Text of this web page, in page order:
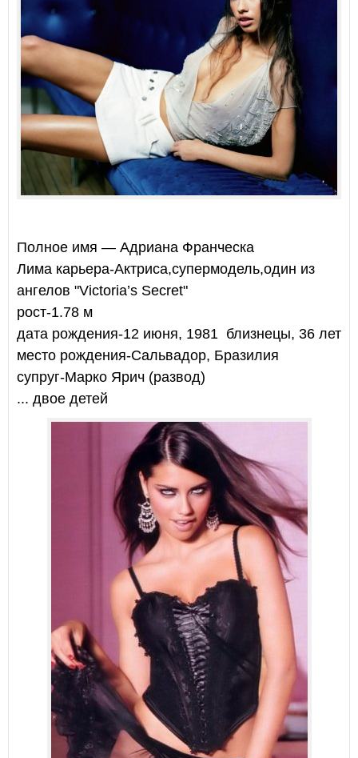
Полное имя — Адриана Франческа
Лима карьера-Актриса,супермодель,один из
ангелов "Victoria’s Secret"
рост-1.78 м
дата рождения-12 июня, 1981 близнецы, 36 лет
место рождения-Сальвадор, Бразилия
супруг-Марко Ярич (развод)
... двое детей